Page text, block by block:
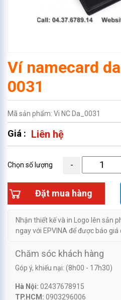
Ví namecard
0031
Mã sản phẩm: Vi NC Da_0031
Giá : Liên hệ
Chọn số lượng
Đặt mua hàng
Nhận thiết kế và in Logo lên sản
ngay với EPVINA để được báo giá
Chăm sóc khách hàng
Góp ý, khiếu nại: (8h00 - 17h30)
Hà Nội: 02437678915
TP.HCM: 0903296006